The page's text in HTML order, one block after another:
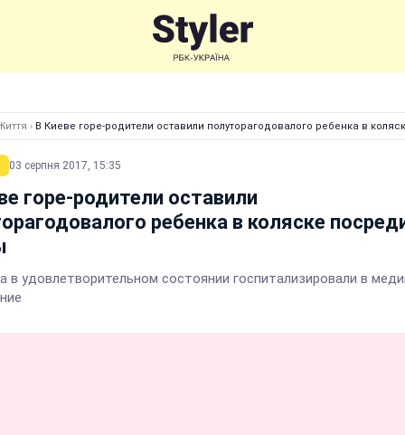
› В Киеве горе-родители оставили полуторагодовалого ребенка в
03 серпня 2017, 15:35
горе-родители оставили
ребенка в коляске
в удовлетворительном состоянии госпитализировали в